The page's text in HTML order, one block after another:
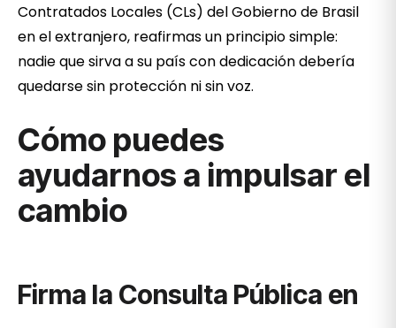
Contratados Locales (CLs) del Gobierno de Brasil
en el extranjero, reafirmas un principio simple:
nadie que sirva a su país con dedicación debería
quedarse sin protección ni sin voz.
Cómo puedes
ayudarnos a impulsar el
cambio
Firma la Consulta Pública en